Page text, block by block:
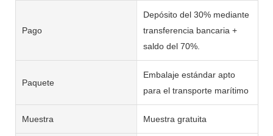
Pago
Depósito del 30% mediante
transferencia bancaria +
saldo del 70%.
Paquete
Embalaje estándar apto
para el transporte marítimo
Muestra Muestra gratuita